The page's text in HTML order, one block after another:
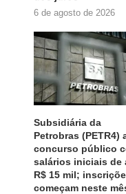
6 de agosto de 2026
Subsidiária da
Petrobras (PETR4)
concurso público
salários iniciais de
R$ 15 mil;
começam neste